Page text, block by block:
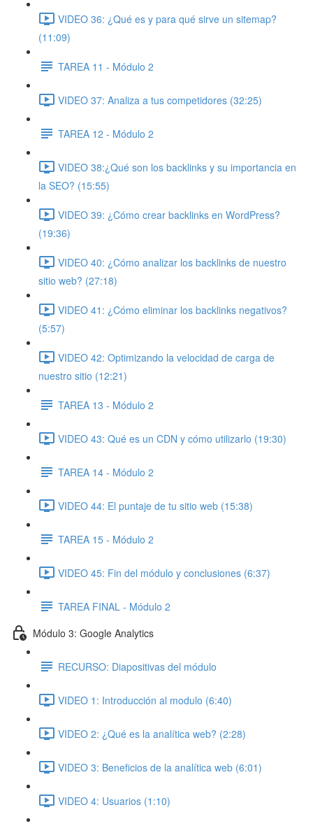
VIDEO 36: ¿Qué es y para qué sirve un sitemap?
(11:09)
TAREA 11 - Módulo 2
VIDEO 37: Analiza a tus competidores (32:25)
TAREA 12 - Módulo 2
VIDEO 38:¿Qué son los backlinks y su importancia en
la SEO? (15:55)
VIDEO 39: ¿Cómo crear backlinks en WordPress?
(19:36)
VIDEO 40: ¿Cómo analizar los backlinks de nuestro
sitio web? (27:18)
VIDEO 41: ¿Cómo eliminar los backlinks negativos?
(5:57)
VIDEO 42: Optimizando la velocidad de carga de
nuestro sitio (12:21)
TAREA 13 - Módulo 2
VIDEO 43: Qué es un CDN y cómo utilizarlo (19:30)
TAREA 14 - Módulo 2
VIDEO 44: El puntaje de tu sitio web (15:38)
TAREA 15 - Módulo 2
VIDEO 45: Fin del módulo y conclusiones (6:37)
TAREA FINAL - Módulo 2
Módulo 3: Google Analytics
RECURSO: Diapositivas del módulo
VIDEO 1: Introducción al modulo (6:40)
VIDEO 2: ¿Qué es la analítica web? (2:28)
VIDEO 3: Beneficios de la analítica web (6:01)
VIDEO 4: Usuarios (1:10)